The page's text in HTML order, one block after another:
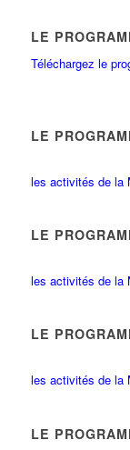
LE
Téléchargez le
LE
les activités de la
LE
les activités de la
LE
les activités de la
LE